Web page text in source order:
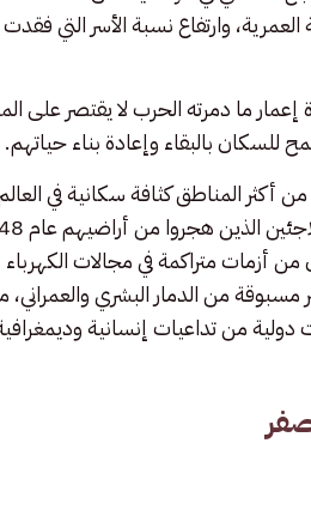
العمرية، وارتفاع نسبة الأسر التي
ما دمرته الحرب لا يقتصر على
للسكان بالبقاء وإعادة بناء حياتهم.
من الدمار البشري
دولية من تداعيات إنسانية